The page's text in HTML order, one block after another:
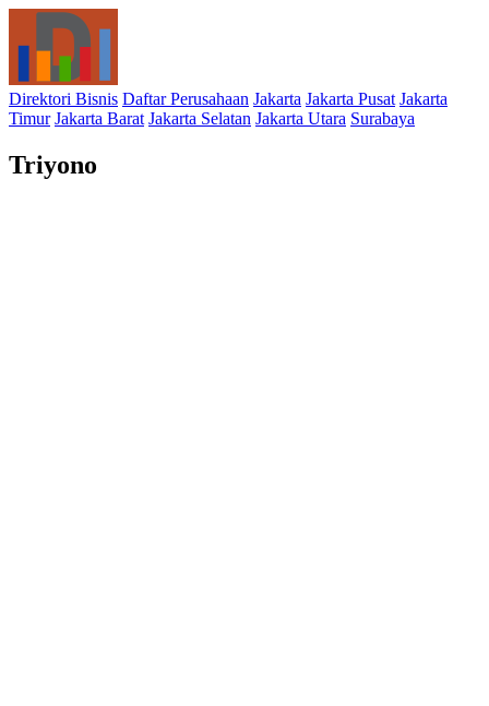
Direktori Bisnis Daftar Perusahaan Jakarta Jakarta Pusat Jakarta
Timur Jakarta Barat Jakarta Selatan Jakarta Utara Surabaya
Triyono